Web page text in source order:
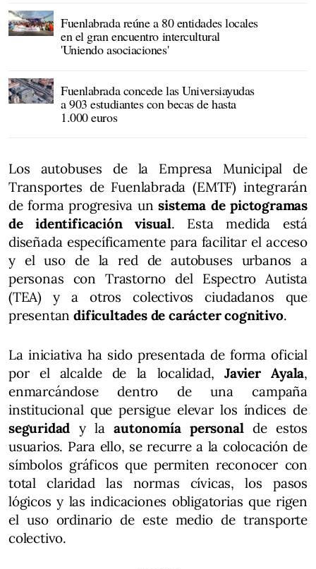
Fuenlabrada reúne a 80 entidades locales
en el gran encuentro intercultural
'Uniendo asociaciones'
Fuenlabrada concede las Universiayudas
a 903 estudiantes con becas de hasta
1.000 euros
Los autobuses de la Empresa Municipal de
Transportes de Fuenlabrada (EMTF) integrarán
de forma progresiva unsistema de pictogramas
de identificación visual. Esta medida está
diseñada específicamente para facilitar el acceso
y el uso de la red de autobuses urbanos a
personas con Trastorno del Espectro Autista
(TEA) y a otros colectivos ciudadanos que
presentandificultades de carácter cognitivo.
La iniciativa ha sido presentada de forma oficial
por el alcalde de la localidad, Javier Ayala,
enmarcándose dentro de una campaña
institucional que persigue elevar los índices de
seguridad y laautonomía personal de estos
usuarios. Para ello, se recurre a la colocación de
símbolos gráficos que permiten reconocer con
total claridad las normas cívicas, los pasos
lógicos y las indicaciones obligatorias que rigen
el uso ordinario de este medio de transporte
colectivo.